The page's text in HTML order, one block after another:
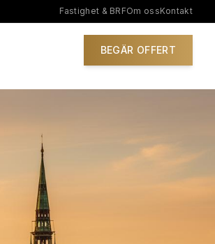
Fastighet & BRFOm ossKontakt
BEGÄR OFFERT